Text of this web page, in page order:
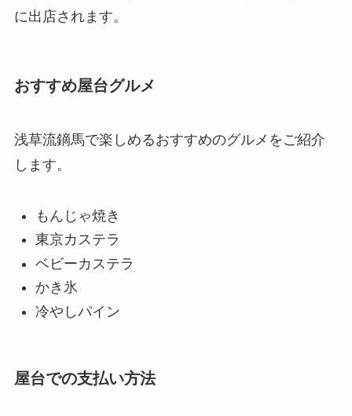
に出店されます。
おすすめ屋台グルメ
浅草流鏑馬で楽しめるおすすめのグルメをご紹介
します。
もんじゃ焼き
東京カステラ
ベビーカステラ
かき氷
冷やしパイン
屋台での支払い方法